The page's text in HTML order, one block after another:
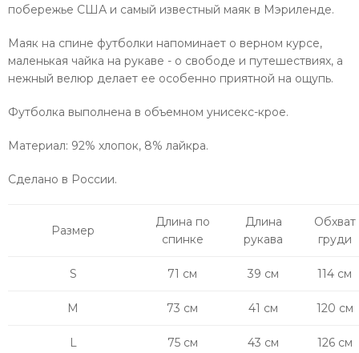
побережье США и самый известный маяк в Мэриленде.
Маяк на спине футболки напоминает о верном курсе,
маленькая чайка на рукаве - о свободе и путешествиях, а
нежный велюр делает ее особенно приятной на ощупь.
Футболка выполнена в объемном унисекс-крое.
Материал: 92% хлопок, 8% лайкра.
Сделано в России.
Размер
Длина по
спинке
Длина
рукава
Обхват
груди
S 71 см 39 см 114 см
M 73 см 41 см 120 см
L 75 см 43 см 126 см